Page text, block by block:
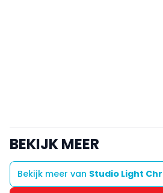
BEKIJK MEER
Bekijk meer van Studio Light